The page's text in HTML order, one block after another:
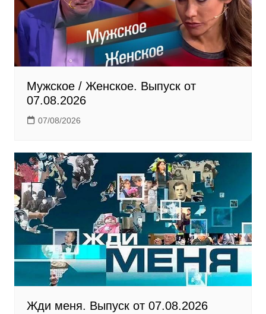
k
i
Мужское / Женское. Выпуск от
07.08.2026
07/08/2026
Жди меня. Выпуск от 07.08.2026